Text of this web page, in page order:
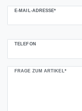
E-MAIL-ADRESSE*
TELEFON
FRAGE ZUM ARTIKEL*